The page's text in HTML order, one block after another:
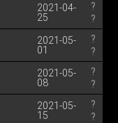
2021-04-
25
?
?
2021-05-
01
?
?
2021-05-
08
?
?
2021-05-
15
?
?